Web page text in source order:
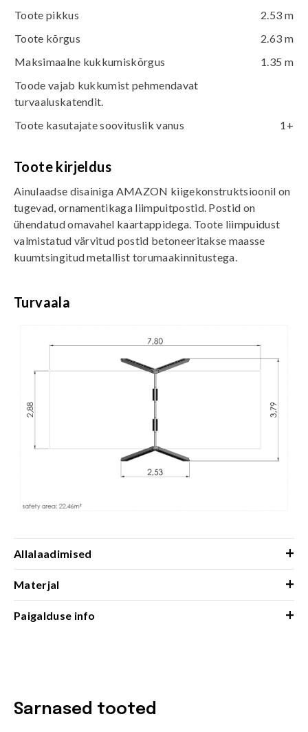
Toote pikkus
2.53 m
Toote kõrgus
2.63 m
Maksimaalne kukkumiskõrgus
1.35 m
Toode vajab kukkumist pehmendavat
turvaaluskatendit.
Toote kasutajate soovituslik vanus
1+
Toote kirjeldus
Ainulaadse disainiga AMAZON kiigekonstruktsioonil on
tugevad, ornamentikaga liimpuitpostid. Postid on
ühendatud omavahel kaartappidega. Toote liimpuidust
valmistatud värvitud postid betoneeritakse maasse
kuumtsingitud metallist torumaakinnitustega.
Turvaala
Allalaadimised +
Materjal +
Paigalduse info +
Sarnased tooted